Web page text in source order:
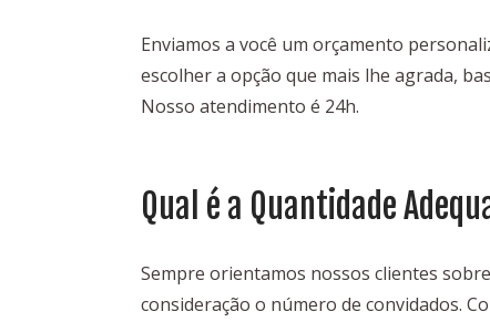
Enviamos a você um orçamento
escolher a opção que mais lhe agrada,
Nosso atendimento é 24h.
Qual é a Quantidade
Sempre orientamos nossos clientes
consideração o número de convidados.